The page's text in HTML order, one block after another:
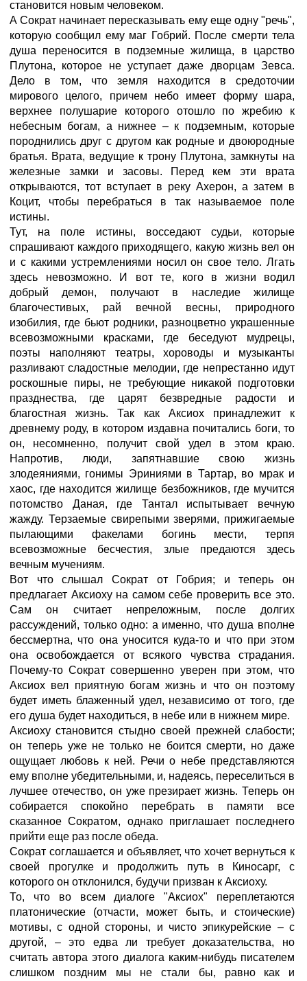
становится новым человеком.
А Сократ начинает пересказывать ему еще одну "речь",
которую сообщил ему маг Гобрий. После смерти тела
душа переносится в подземные жилища, в царство
Плутона, которое не уступает даже дворцам Зевса.
Дело в том, что земля находится в средоточии
мирового целого, причем небо имеет форму шара,
верхнее полушарие которого отошло по жребию к
небесным богам, а нижнее – к подземным, которые
породнились друг с другом как родные и двоюродные
братья. Врата, ведущие к трону Плутона, замкнуты на
железные замки и засовы. Перед кем эти врата
открываются, тот вступает в реку Ахерон, а затем в
Коцит, чтобы перебраться в так называемое поле
истины.
Тут, на поле истины, восседают судьи, которые
спрашивают каждого приходящего, какую жизнь вел он
и с какими устремлениями носил он свое тело. Лгать
здесь невозможно. И вот те, кого в жизни водил
добрый демон, получают в наследие жилище
благочестивых, рай вечной весны, природного
изобилия, где бьют родники, разноцветно украшенные
всевозможными красками, где беседуют мудрецы,
поэты наполняют театры, хороводы и музыканты
разливают сладостные мелодии, где непрестанно идут
роскошные пиры, не требующие никакой подготовки
празднества, где царят безвредные радости и
благостная жизнь. Так как Аксиох принадлежит к
древнему роду, в котором издавна почитались боги, то
он, несомненно, получит свой удел в этом краю.
Напротив, люди, запятнавшие свою жизнь
злодеяниями, гонимы Эриниями в Тартар, во мрак и
хаос, где находится жилище безбожников, где мучится
потомство Даная, где Тантал испытывает вечную
жажду. Терзаемые свирепыми зверями, прижигаемые
пылающими факелами богинь мести, терпя
всевозможные бесчестия, злые предаются здесь
вечным мучениям.
Вот что слышал Сократ от Гобрия; и теперь он
предлагает Аксиоху на самом себе проверить все это.
Сам он считает непреложным, после долгих
рассуждений, только одно: а именно, что душа вполне
бессмертна, что она уносится куда-то и что при этом
она освобождается от всякого чувства страдания.
Почему-то Сократ совершенно уверен при этом, что
Аксиох вел приятную богам жизнь и что он поэтому
будет иметь блаженный удел, независимо от того, где
его душа будет находиться, в небе или в нижнем мире.
Аксиоху становится стыдно своей прежней слабости;
он теперь уже не только не боится смерти, но даже
ощущает любовь к ней. Речи о небе представляются
ему вполне убедительными, и, надеясь, переселиться в
лучшее отечество, он уже презирает жизнь. Теперь он
собирается спокойно перебрать в памяти все
сказанное Сократом, однако приглашает последнего
прийти еще раз после обеда.
Сократ соглашается и объявляет, что хочет вернуться к
своей прогулке и продолжить путь в Киносарг, с
которого он отклонился, будучи призван к Аксиоху.
То, что во всем диалоге "Аксиох" переплетаются
платонические (отчасти, может быть, и стоические)
мотивы, с одной стороны, и чисто эпикурейские – с
другой, – это едва ли требует доказательства, но
считать автора этого диалога каким-нибудь писателем
слишком поздним мы не стали бы, равно как и